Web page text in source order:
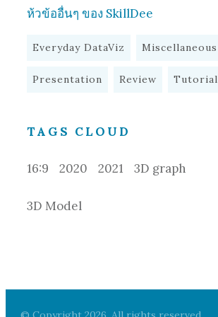
ห้วข้ออื่นๆ ของ SkillDee
Everyday DataViz Miscellaneous
Presentation Review Tutorial
TAGS CLOUD
16:9 2020 2021 3D graph
3D Model